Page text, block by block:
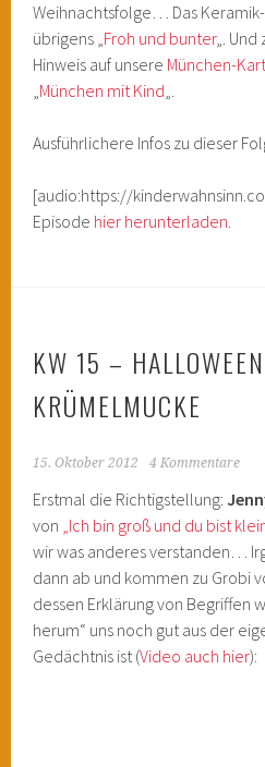
Weihnachtsfolge… Das
übrigens „Froh und bunter„.
Hinweis auf unsere München-
„München mit Kind„.
Ausführlichere Infos zu dieser
[audio:https://
Episode hier herunterladen.
KW 15 –
KRÜMELMUCKE
15. Oktober 2012 4 Kommentare
Erstmal die Richtigstellung:
von „Ich bin groß und du bist
wir was anderes verstanden…
dann ab und kommen zu Grobi
dessen Erklärung von Begriffen
herum“ uns noch gut aus der
Gedächtnis ist (Video auch hier):